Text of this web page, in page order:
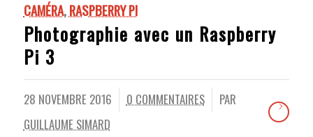
CAMÉRA,RASPBERRY PI
Photographie avec un Raspberry
Pi 3
28 NOVEMBRE 2016
/ 0 COMMENTAIRES
/
PAR
GUILLAUME SIMARD